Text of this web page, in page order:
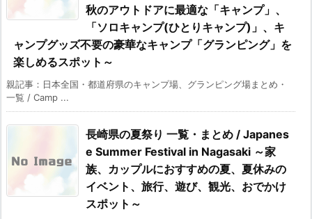
秋のアウトドアに最適な「キャンプ」、
「ソロキャンプ(ひとりキャンプ)」、キ
ャンプグッズ不要の豪華なキャンプ「グランピング」を
楽しめるスポット～
親記事：日本全国・都道府県のキャンプ場、グランピング場まとめ・
一覧 / Camp ...
長崎県の夏祭り 一覧・まとめ / Japanes
e Summer Festival in Nagasaki ～家
族、カップルにおすすめの夏、夏休みの
イベント、旅行、遊び、観光、おでかけ
スポット～